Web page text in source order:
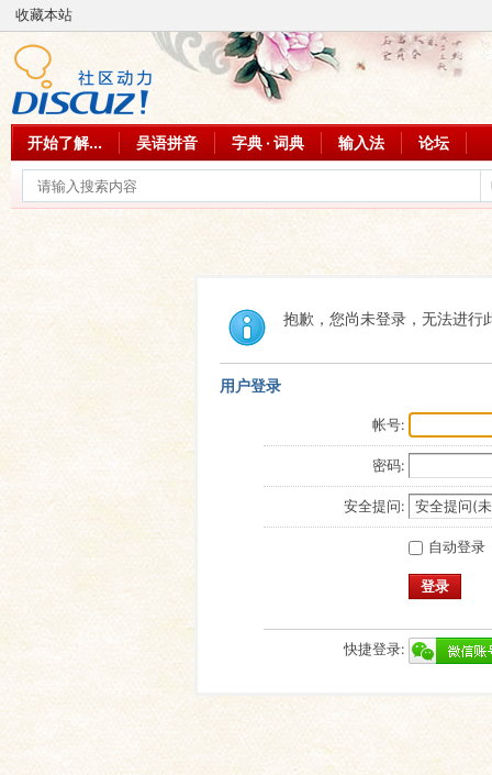
收藏本站
开始了解... 吴语拼音 字典 · 词典 输入法 论坛
抱歉，您尚未登录，无法进行
用户登录
帐号:
密码:
安全提问:
自动登录
登录
快捷登录: